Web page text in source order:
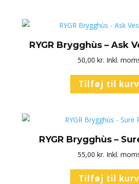
RYGR Brygghùs – Ask
50,00 kr. Inkl.
Tilføj til kurv
RYGR Brygghùs –
55,00 kr. Inkl.
Tilføj til kurv